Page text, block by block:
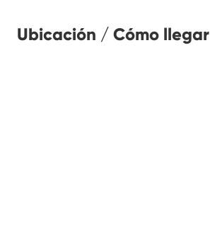
Ubicación / Cómo llegar